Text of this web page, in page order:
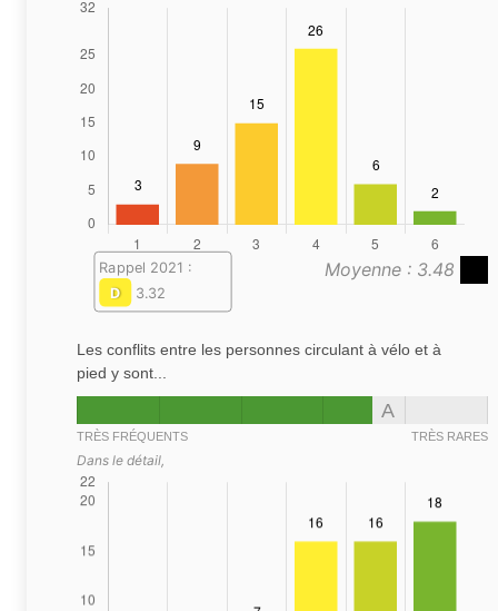
Moyenne : 3.48
Rappel 2021 :
D
3.32
Les conflits entre les personnes circulant à vélo et à
pied y sont...
A
TRÈS FRÉQUENTS TRÈS RARES
Dans le détail,